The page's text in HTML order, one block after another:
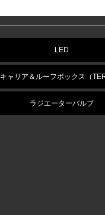
LED
キャリア＆ルーフボックス（
ラジエーターバルブ